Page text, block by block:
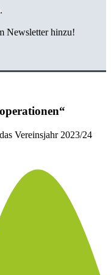
Newsletter hinzu!
Vereinsjahr 2023/24